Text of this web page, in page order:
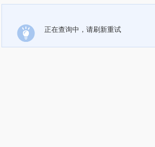
正在查询中，请刷新重试